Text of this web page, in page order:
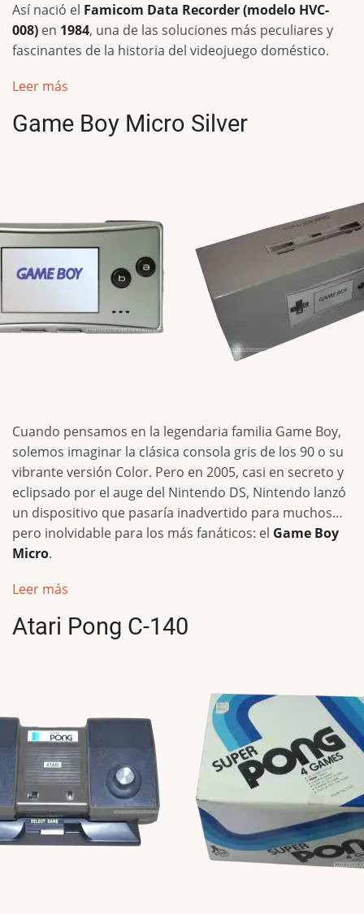
Así nació el Famicom Data Recorder (modelo HVC-
008) en 1984, una de las soluciones más peculiares y
fascinantes de la historia del videojuego doméstico.
Leer más
Game Boy Micro Silver
Cuando pensamos en la legendaria familia Game Boy,
solemos imaginar la clásica consola gris de los 90 o su
vibrante versión Color. Pero en 2005, casi en secreto y
eclipsado por el auge del Nintendo DS, Nintendo lanzó
un dispositivo que pasaría inadvertido para muchos…
pero inolvidable para los más fanáticos: el Game Boy
Micro.
Leer más
Atari Pong C-140